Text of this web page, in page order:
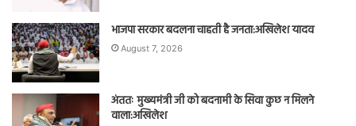
भाजपा सरकार बदलना चाहती है जनता:अखिलेश यादव
August 7, 2026
अंततः मुख्यमंत्री जी को बदनामी के सिवा कुछ न मिलने
वाला:अखिलेश